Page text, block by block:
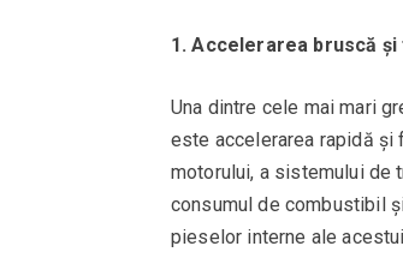
1. Accelerarea bruscă
Una dintre cele mai mari
este accelerarea rapidă și
motorului, a sistemului de
consumul de combustibil
pieselor interne ale